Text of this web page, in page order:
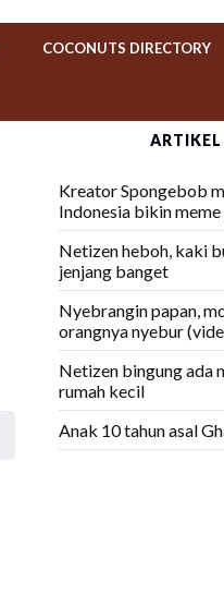
COCONUTS DIRECTORY
ARTIKEL
Kreator Spongebob
Indonesia bikin
Netizen heboh, kaki
jenjang banget
Nyebrangin papan,
orangnya nyebur
Netizen bingung ada
rumah kecil
Anak 10 tahun asal